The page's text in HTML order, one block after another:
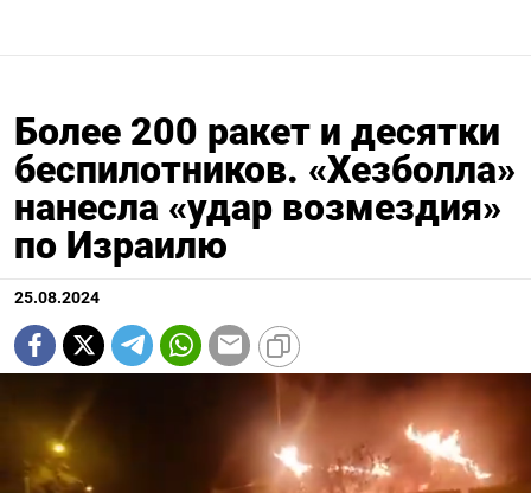
Более 200 ракет и десятки
беспилотников. «Хезболла»
нанесла «удар возмездия»
по Израилю
25.08.2024